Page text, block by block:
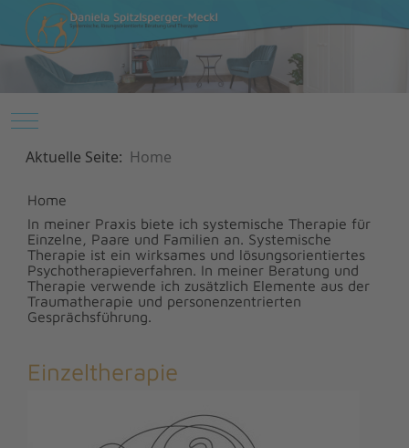
Mobile Menu Toggle
Aktuelle Seite: Home
Home
In meiner Praxis biete ich systemische Therapie für
Einzelne, Paare und Familien an. Systemische
Therapie ist ein wirksames und lösungsorientiertes
Psychotherapieverfahren. In meiner Beratung und
Therapie verwende ich zusätzlich Elemente aus der
Traumatherapie und personenzentrierten
Gesprächsführung.
Einzeltherapie